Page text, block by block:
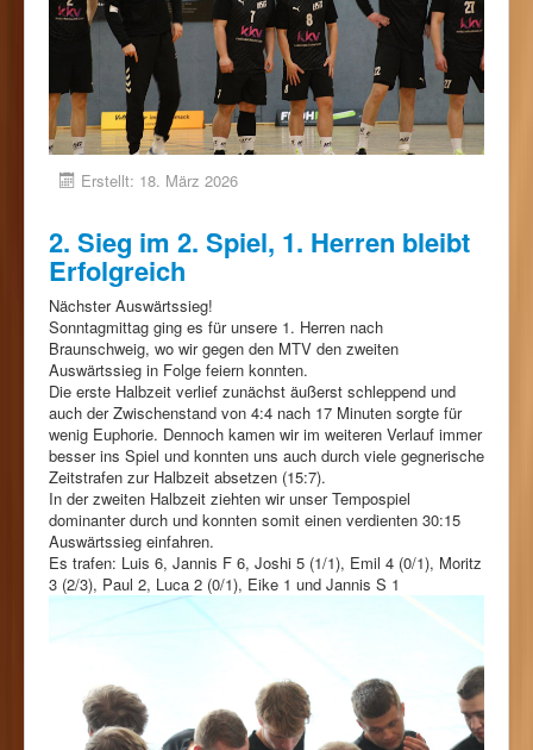
Erstellt: 18. März 2026
2. Sieg im 2. Spiel, 1. Herren bleibt
Erfolgreich
Nächster Auswärtssieg!
Sonntagmittag ging es für unsere 1. Herren nach
Braunschweig, wo wir gegen den MTV den zweiten
Auswärtssieg in Folge feiern konnten.
Die erste Halbzeit verlief zunächst äußerst schleppend und
auch der Zwischenstand von 4:4 nach 17 Minuten sorgte für
wenig Euphorie. Dennoch kamen wir im weiteren Verlauf immer
besser ins Spiel und konnten uns auch durch viele gegnerische
Zeitstrafen zur Halbzeit absetzen (15:7).
In der zweiten Halbzeit ziehten wir unser Tempospiel
dominanter durch und konnten somit einen verdienten 30:15
Auswärtssieg einfahren.
Es trafen: Luis 6, Jannis F 6, Joshi 5 (1/1), Emil 4 (0/1), Moritz
3 (2/3), Paul 2, Luca 2 (0/1), Eike 1 und Jannis S 1